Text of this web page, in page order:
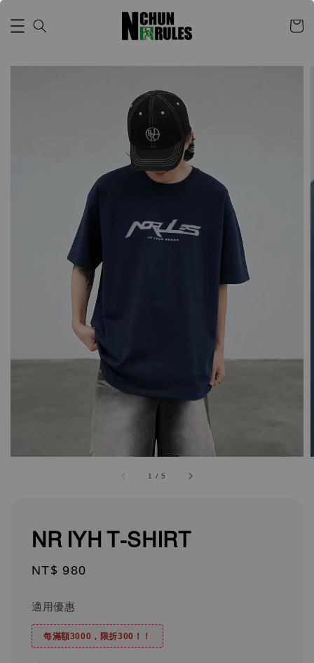
1 /5
NR IYH T-SHIRT
Regular
NT$ 980
適用優惠
每滿額3000，限折300！！